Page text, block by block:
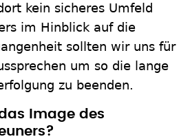
kein sicheres Umfeld
im Hinblick auf die
sollten wir uns für
um so die lange
zu beenden.
Image des